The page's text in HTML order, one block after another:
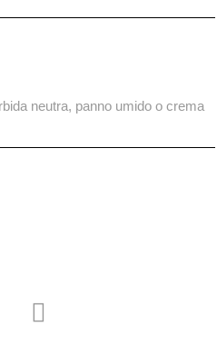
neutra, panno umido o crema